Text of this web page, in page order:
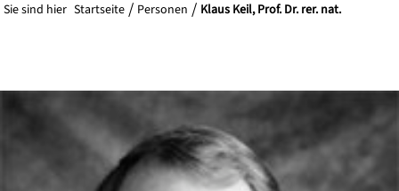
Sie sind hier Startseite Personen Klaus Keil, Prof. Dr. rer. nat.